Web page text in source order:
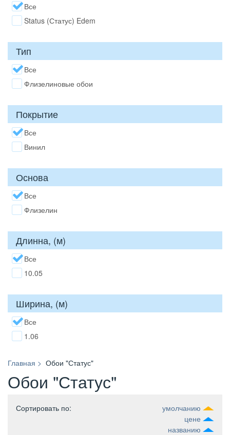
Все
Status (Статус) Edem
Тип
Все
Флизелиновые обои
Покрытие
Все
Винил
Основа
Все
Флизелин
Длинна, (м)
Все
10.05
Ширина, (м)
Все
1.06
Главная Обои "Статус"
Обои "Статус"
Сортировать по:
умолчанию
цене
названию